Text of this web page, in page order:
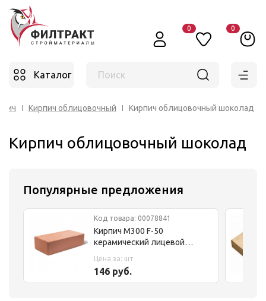
0 0
Каталог Поиск
Кирпич облицовочный Кирпич облицовочный шоколад
Кирпич облицовочный шоколад
Популярные предложения
Код товара: 00078841
Кирпич М300 F-50
керамический лицевой
(250х120х65) г.Кирово-
Чепецк
Цена за: шт
146 руб.